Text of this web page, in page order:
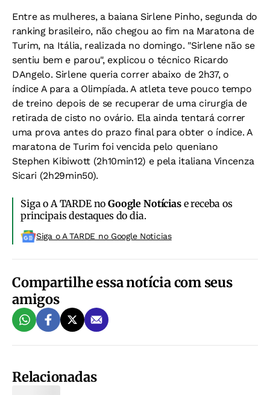
Entre as mulheres, a baiana Sirlene Pinho, segunda do
ranking brasileiro, não chegou ao fim na Maratona de
Turim, na Itália, realizada no domingo. "Sirlene não se
sentiu bem e parou", explicou o técnico Ricardo
DAngelo. Sirlene queria correr abaixo de 2h37, o
índice A para a Olimpíada. A atleta teve pouco tempo
de treino depois de se recuperar de uma cirurgia de
retirada de cisto no ovário. Ela ainda tentará correr
uma prova antes do prazo final para obter o índice. A
maratona de Turim foi vencida pelo queniano
Stephen Kibiwott (2h10min12) e pela italiana Vincenza
Sicari (2h29min50).
Siga o A TARDE noGoogle Notíciase receba os
principais destaques do dia.
Siga o A TARDE no Google Noticias
Compartilhe essa notícia com seus
amigos
Relacionadas